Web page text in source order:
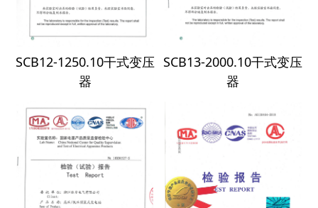
SCB12-1250.10干式变压
器
SCB13-2000.10干式变压
器